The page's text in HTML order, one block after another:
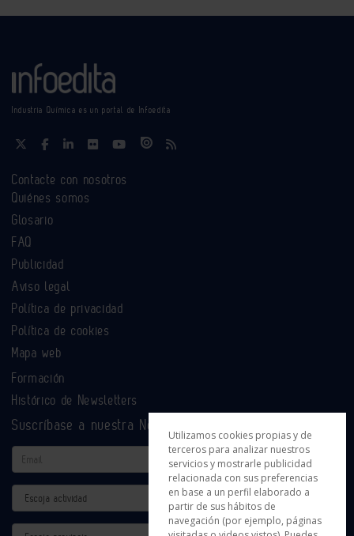
Industria Química es un portal de Infoedita
Contacte con nosotros
Quiénes somos
Glosario
FAQ
Publicidad
Aviso legal
Política de privacidad
Política de cookies
Mapa web
Formación
Histórico de Newsletters
Suscríbase a nuestra Newsletter
Email
Actividad
Provincia
Utilizamos cookies propias y de
terceros para analizar nuestros
servicios y mostrarle publicidad
relacionada con sus preferencias
en base a un perfil elaborado a
partir de sus hábitos de
navegación (por ejemplo, páginas